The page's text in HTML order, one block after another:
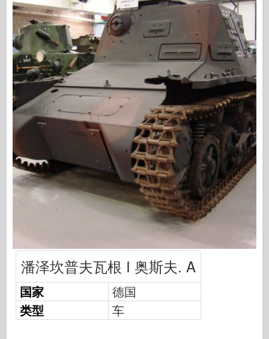
简介中的盔甲
协和
螺母和螺栓
新先锋
鱼鹰模型
鱼鹰出版
坦克功率
卡车和坦克
马奎特斯
潘泽坎普夫瓦根 I 奥斯夫. A
国家
德国
类型
车